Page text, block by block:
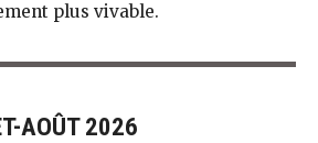
plus vivable.
AOÛT 2026